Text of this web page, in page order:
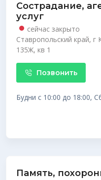
Сострадание,
услуг
сейчас закрыто
Ставропольский край,
135Ж, кв 1
Позвонить
Будни с 10:00 до 18:00,
Память,